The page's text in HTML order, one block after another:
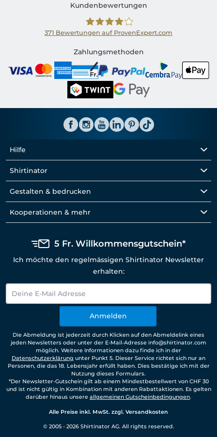
Kundenbewertungen
Shirtinator CH
371 Bewertungen auf ProvenExpert.com
Zahlungsmethoden
Hilfe
Shirtinator
Gestalten & bedrucken
Kooperationen & mehr
5 Fr. Willkommensgutschein*
Ich möchte den regelmässigen Shirtinator Newsletter
erhalten:
Anmelden
Die Abmeldung ist jederzeit durch Klicken auf den Abmeldelink eines
jeden Newsletters oder unter der E-Mail-Adresse info@shirtinator.com
möglich. Weitere Informationen dazu finde ich in der
Datenschutzerklärung unter Punkt 5. Dieser Service richtet sich nur an
Personen, die das 18. Lebensjahr erfüllt haben. Dies bestätige ich mit der
Nutzung dieses Formulars.
*Der Newsletter-Gutschein gilt ab einem Mindestbestellwert von CHF 30
und ist nicht gültig in Kombination mit anderen Rabattaktionen. Es gelten
darüber hinaus unsere allgemeinen Gutscheinbedingungen.
Alle Preise inkl. MwSt. zzgl. Versandkosten
© 2005 - 2026 Shirtinator AG. All rights reserved.